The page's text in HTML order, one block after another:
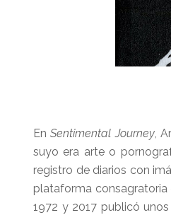
EnSentimental Journey,
suyo era arte o
registro de diarios con
plataforma consagratoria
1972 y 2017 publicó